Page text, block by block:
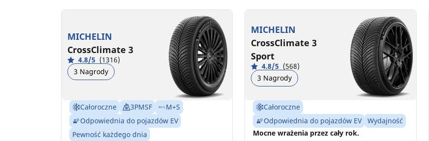
MICHELIN
CrossClimate 3
4.8/5 (1316)
3 Nagrody
Całoroczne 3PMSF
M+S
Odpowiednia do pojazdów EV
Pewność każdego dnia
MICHELIN
CrossClimate 3
Sport
4.8/5 (568)
3 Nagrody
Całoroczne
Odpowiednia do pojazdów EV
Wydajność
Mocne wrażenia przez cały rok.